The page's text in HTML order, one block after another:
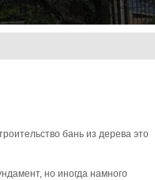
бань из дерева это
, но иногда намного